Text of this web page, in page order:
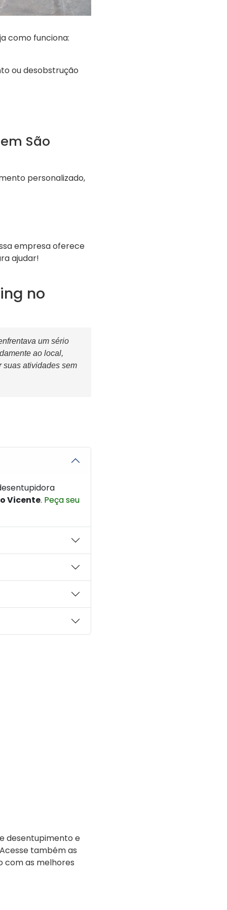
como funciona:
ou desobstrução
São
personalizado,
empresa oferece
ajudar!
no
um sério
ao local,
suas atividades sem
Vicente. Peça seu
desentupimento e
também as
com as melhores